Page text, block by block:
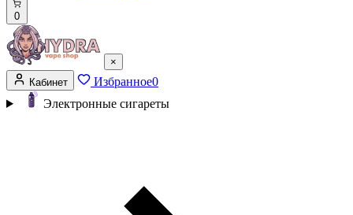
0
×
Кабинет
Избранное0
Электронные сигареты